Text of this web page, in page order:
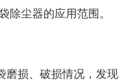
除尘器的应用范围。
磨损、破损情况，发现